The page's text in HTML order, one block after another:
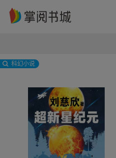
科幻小说